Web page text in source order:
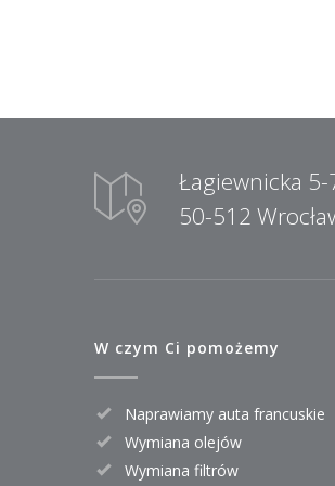
Łagiewnicka 5-
50-512
W czym Ci pomożemy
Naprawiamy auta francuskie
Wymiana olejów
Wymiana filtrów